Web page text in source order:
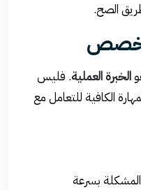
الصح.
الخبرة العملية. فليس
الكافية للتعامل مع
بسرعة